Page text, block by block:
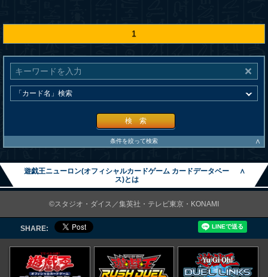
1
検 索
条件を絞って検索 ∧
遊戯王ニューロン(オフィシャルカードゲーム カードデータベー
ス)とは
∧
©スタジオ・ダイス／集英社・テレビ東京・KONAMI
SHARE: